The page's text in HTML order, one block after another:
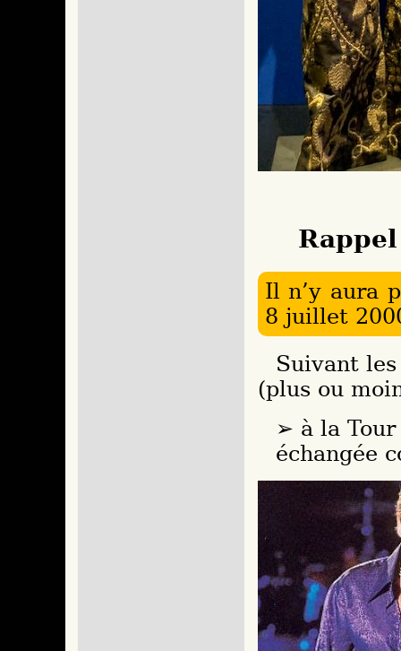
Rappel
Il n’y aura
8 juillet
Suivant les dates, il y aura quelques variations
(plus ou
à la
échangée